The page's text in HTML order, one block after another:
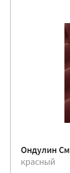
Ондулин
красный